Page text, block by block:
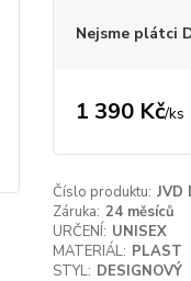
Nejsme plátci
1 390 Kč/ks
Číslo produktu: JVD
Záruka: 24 měsíců
URČENÍ: UNISEX
MATERIÁL: PLAST
STYL: DESIGNOVÝ